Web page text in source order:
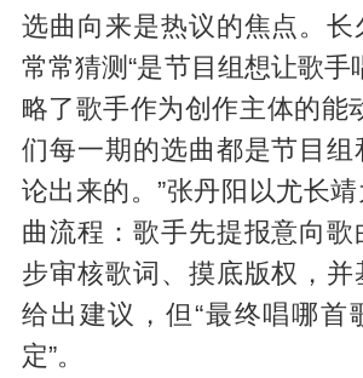
选曲向来是热议的焦点。长
常常猜测“是节目组想让歌手
略了歌手作为创作主体的能
们每一期的选曲都是节目组
论出来的。”张丹阳以尤长
曲流程：歌手先提报意向歌
步审核歌词、摸底版权，并
给出建议，但“最终唱哪首
定”。